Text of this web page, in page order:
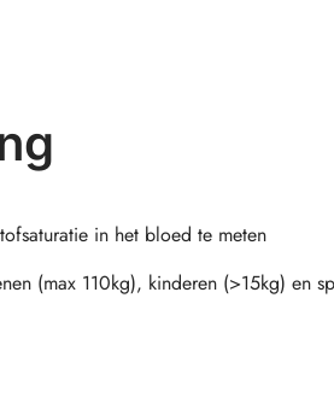
in het bloed te meten
(max 110kg), kinderen (>15kg) en